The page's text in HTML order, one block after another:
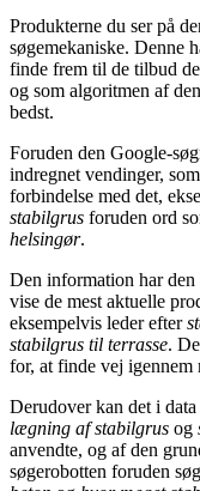
Produkterne du ser på
søgemekaniske. Denne
finde frem til de tilbud
og som algoritmen af
bedst.
Foruden den Google-
indregnet vendinger,
forbindelse med det,
stabilgrus foruden ord
helsingør.
Den information har
vise de mest aktuelle
eksempelvis leder efter
stabilgrus til terrasse.
for, at finde vej igennem
Derudover kan det i
lægning af stabilgrus og
anvendte, og af den
søgerobotten foruden